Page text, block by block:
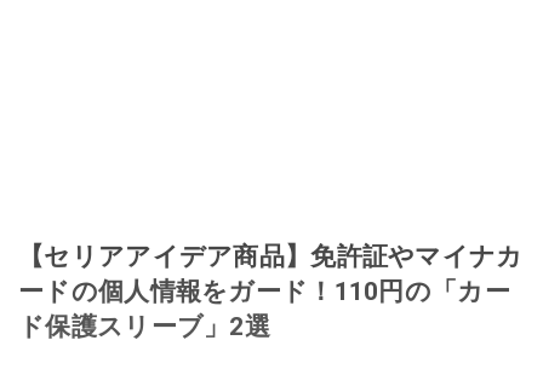
【セリアアイデア商品】免許証やマイナカ
ードの個人情報をガード！110円の「カー
ド保護スリーブ」2選